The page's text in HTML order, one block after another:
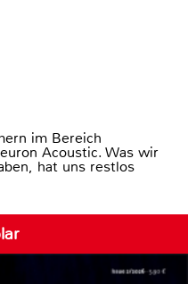
im Bereich
Acoustic. Was wir
hat uns restlos